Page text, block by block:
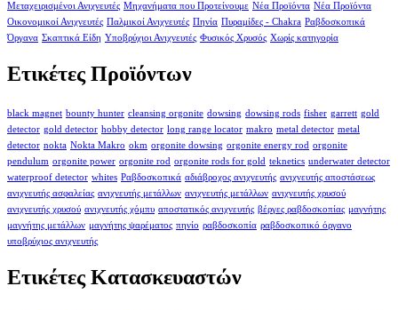
Μεταχειρισμένοι Ανιχνευτές Μηχανήματα που Προτείνουμε Νέα Προϊόντα Νέα Προϊόντα
Οικονομικοί Ανιχνευτές Παλμικοί Ανιχνευτές Πηνία Πυραμίδες - Chakra Ραβδοσκοπικά
Όργανα Σκαπτικά Είδη Υποβρύχιοι Ανιχνευτές Φυσικός Χρυσός Χωρίς κατηγορία
Ετικέτες Προϊόντων
black magnet bounty hunter cleansing orgonite dowsing dowsing rods fisher garrett gold
detector gold detector hobby detector long range locator makro metal detector metal
detector nokta Nokta Makro okm orgonite dowsing orgonite energy rod orgonite
pendulum orgonite power orgonite rod orgonite rods for gold teknetics underwater detector
waterproof detector whites Ραβδοσκοπικά αδιάβροχος ανιχνευτής ανιχνευτής αποστάσεως
ανιχνευτής ασφαλείας ανιχνευτής μετάλλων ανιχνευτής μετάλλων ανιχνευτής χρυσού
ανιχνευτής χρυσού ανιχνευτής χόμπυ αποστατικός ανιχνευτής βέργες ραβδοσκοπίας μαγνήτης
μαγνήτης μετάλλων μαγνήτης ψαρέματος πηνίο ραβδοσκοπία ραβδοσκοπικό όργανο
υποβρύχιος ανιχνευτής
Ετικέτες Κατασκευαστών